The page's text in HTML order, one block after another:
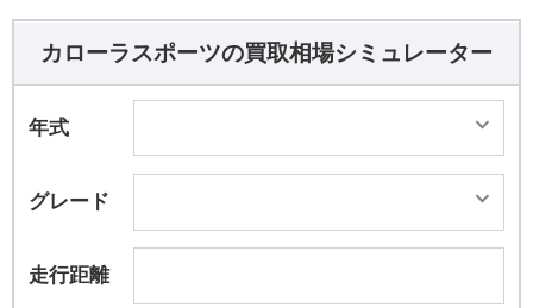
カローラスポーツの買取相場シミュレーター
年式
グレード
走行距離